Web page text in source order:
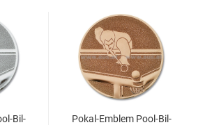
​Bil­
Pokal-​​Em­blem Pool-​Bil­